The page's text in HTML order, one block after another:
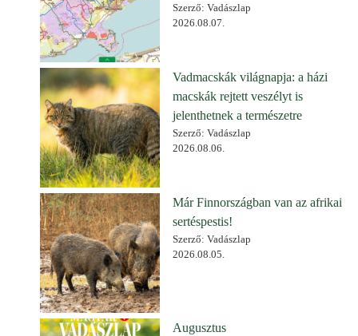
Szerző: Vadászlap
2026.08.07.
Vadmacskák világnapja: a házi
macskák rejtett veszélyt is
jelenthetnek a természetre
Szerző: Vadászlap
2026.08.06.
Már Finnországban van az afrikai
sertéspestis!
Szerző: Vadászlap
2026.08.05.
Augusztus